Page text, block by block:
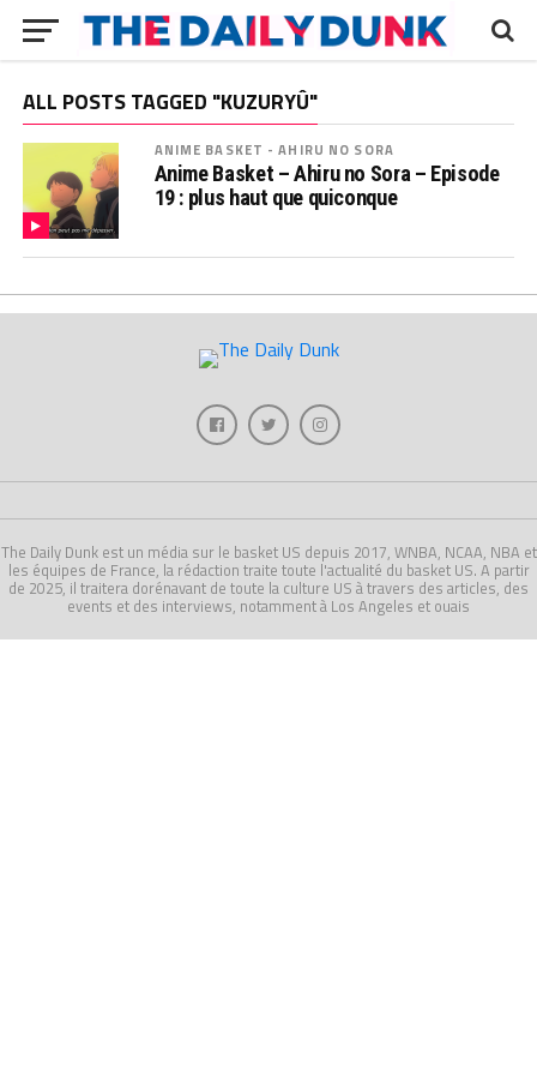
ALL POSTS TAGGED "KUZURYÛ"
ANIME BASKET - AHIRU NO SORA
Anime Basket – Ahiru no Sora – Episode
19 : plus haut que quiconque
The Daily Dunk est un média sur le basket US depuis 2017, WNBA, NCAA, NBA et
les équipes de France, la rédaction traite toute l'actualité du basket US. A partir
de 2025, il traitera dorénavant de toute la culture US à travers des articles, des
events et des interviews, notamment à Los Angeles et ouais